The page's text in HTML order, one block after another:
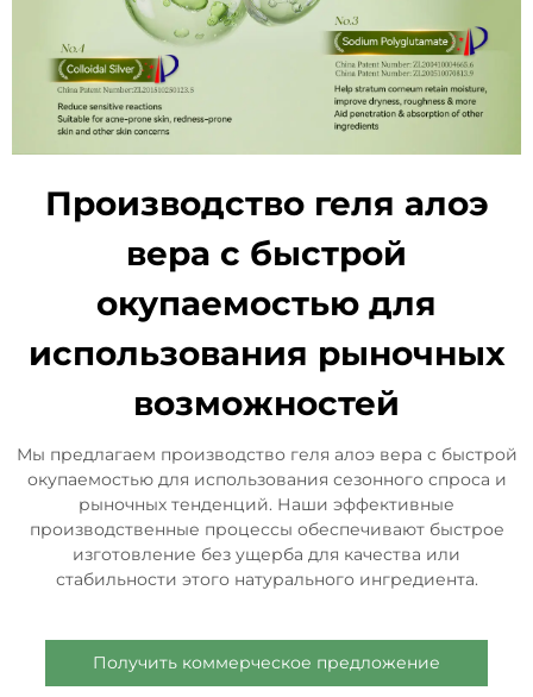
Производство геля алоэ
вера с быстрой
окупаемостью для
использования рыночных
возможностей
Мы предлагаем производство геля алоэ вера с быстрой
окупаемостью для использования сезонного спроса и
рыночных тенденций. Наши эффективные
производственные процессы обеспечивают быстрое
изготовление без ущерба для качества или
стабильности этого натурального ингредиента.
Получить коммерческое предложение